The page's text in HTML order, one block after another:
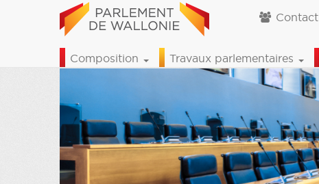
Contact
Composition Travaux parlementaires